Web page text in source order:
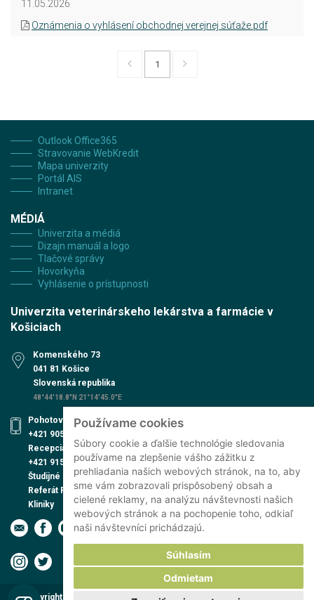
Používame cookies
Súbory cookie a ďalšie technológie sledovania
používame na zlepšenie vášho zážitku z
prehliadania našich webových stránok, na to, aby
sme vám zobrazovali prispôsobený obsah a
cielené reklamy, na analýzu návštevnosti našich
webových stránok a na pochopenie toho, odkiaľ
naši návštevníci prichádzajú.
Súhlasím
Odmietam
11.05.2026
Oznámenia o vyhlásení obchodnej verejnej súťaže.pdf
1
Outlook Office365
Stravovanie WebKredit
Mapa univerzity
Portál AIS
Intranet
MÉDIÁ
Univerzita a médiá
Dizajn manuál a logo
Tlačové správy
Hovorkyňa
Vyhlásenie o prístupnosti
Univerzita veterinárskeho lekárstva a farmácie v
Košiciach
Komenského 73
041 81 Košice
Slovenská republika
48°44'18.8"N 21°14'45.0"E
Pohotovosť UVN
+421 905 579 559
Recepcia UVN
+421 915 991 474
Študijné oddelenie
Referát PhD. štúdia
Kliniky
Copyright © 2026 Univerzita veterinárskeho lekárstva a farmácie v